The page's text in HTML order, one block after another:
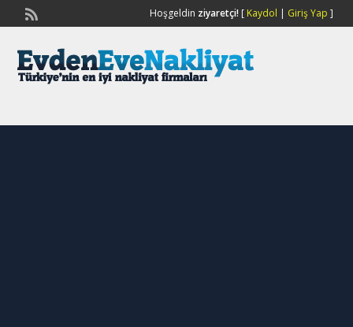
Hoşgeldin ziyaretçi![ Kaydol | Giriş Yap ]